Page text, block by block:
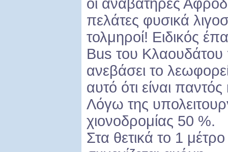
οι αναβατήρες
πελάτες φυσικά
τολμηροί! Ειδικός
Bus του Κλαουδάτου
ανεβάσει το
αυτό ότι είναι
Λόγω της
χιονοδρομίας 50 %.
Στα θετικά το 1